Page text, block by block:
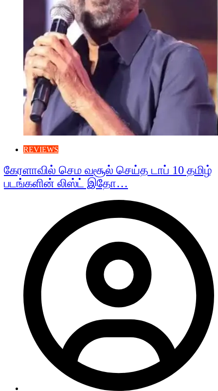
REVIEWS
கேரளாவில் செம வசூல் செய்த டாப் 10 தமிழ்
படங்களின் லிஸ்ட் இதோ…